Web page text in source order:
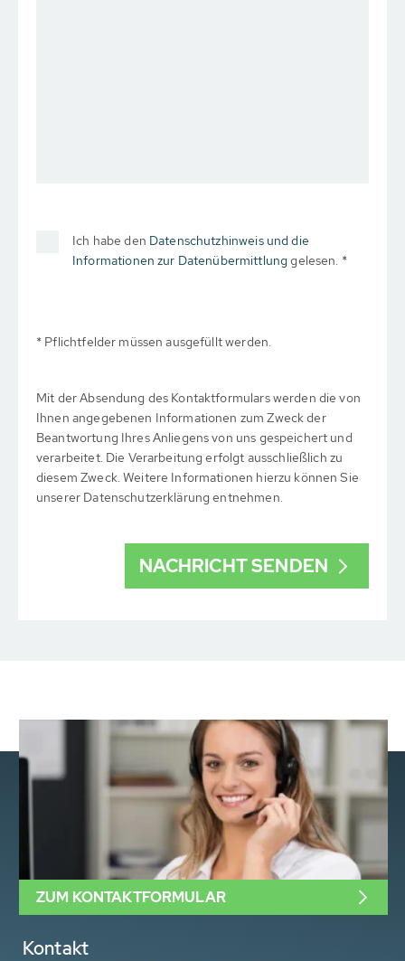
Ich habe den Datenschutzhinweis und die
Informationen zur Datenübermittlunggelesen. *
* Pflichtfelder müssen ausgefüllt werden.
Mit der Absendung des Kontaktformulars werden die von
Ihnen angegebenen Informationen zum Zweck der
Beantwortung Ihres Anliegens von uns gespeichert und
verarbeitet. Die Verarbeitung erfolgt ausschließlich zu
diesem Zweck. Weitere Informationen hierzu können Sie
unserer Datenschutzerklärung entnehmen.
Kontakt
ZUM KONTAKTFORMULAR